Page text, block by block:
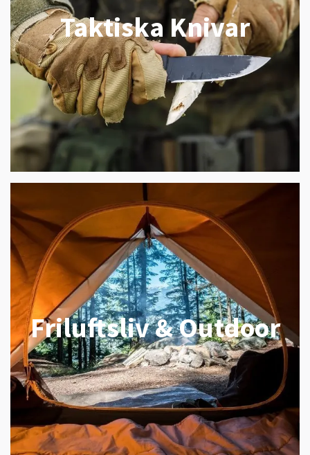
Taktiska Knivar
Friluftsliv & Outdoor